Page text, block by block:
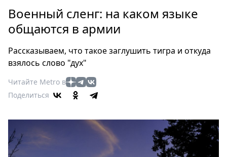
Россия
Мир
Еда
Туризм
Мода
Театр
Военный сленг: на каком языке
общаются в армии
Рассказываем, что такое заглушить тигра и откуда
взялось слово "дух"
Читайте Metro в
Поделиться